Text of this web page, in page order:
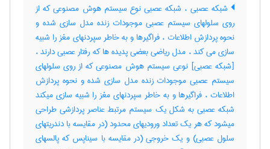
شبکه عصبی ، شبکه عصبی نوع سیستم هوش مصنوعی که از
روی سلولهای سیستم عصبی موجودات زنده مدل سازی شده و
نحوه پردازش اطلاعات ، فراگیرها و به خاطر سپردنهای مغز را شبیه
سازی می کند ، مدل ریاضی بعضی پدیده ها که رفتار عصبی دارند ،
[شبکه عصبی] نوعی سیستم هوش مصنوعی که از روی سلولهای
سیستم عصبی موجودات زنده مدل سازی شده و نحوه پردازش
اطلاعات ، فراگیرها و به خاطر سپردنهای مغز را شبیه سازی میکند
شبکه عصبی به شکل یک سیستم مرتبط عناصر پردازشی طراحی
میشود که هر یک تعداد ورودیهای محدود (در مقایسه با دندریتهای
سلول عصبی) و یک خروجی (در مقایسه با سیناپس که پالسهای